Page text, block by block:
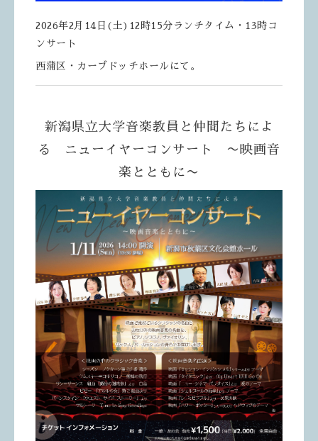
2026年2月14日(土)12時15分ランチタイム・13時コ
ンサート
西蒲区・カーブドッチホールにて。
新潟県立大学音楽教員と仲間たちによ
る ニューイヤーコンサート 〜映画音
楽とともに〜